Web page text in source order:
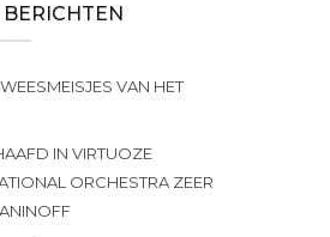
BERICHTEN
VAN HET
IN VIRTUOZE
ORCHESTRA ZEER